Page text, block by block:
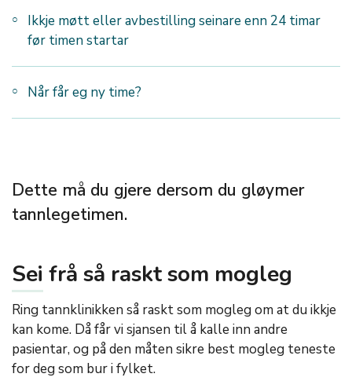
Ikkje møtt eller avbestilling seinare enn 24 timar
før timen startar
Når får eg ny time?
Dette må du gjere dersom du gløymer
tannlegetimen.
Sei frå så raskt som mogleg
Ring tannklinikken så raskt som mogleg om at du ikkje
kan kome. Då får vi sjansen til å kalle inn andre
pasientar, og på den måten sikre best mogleg teneste
for deg som bur i fylket.